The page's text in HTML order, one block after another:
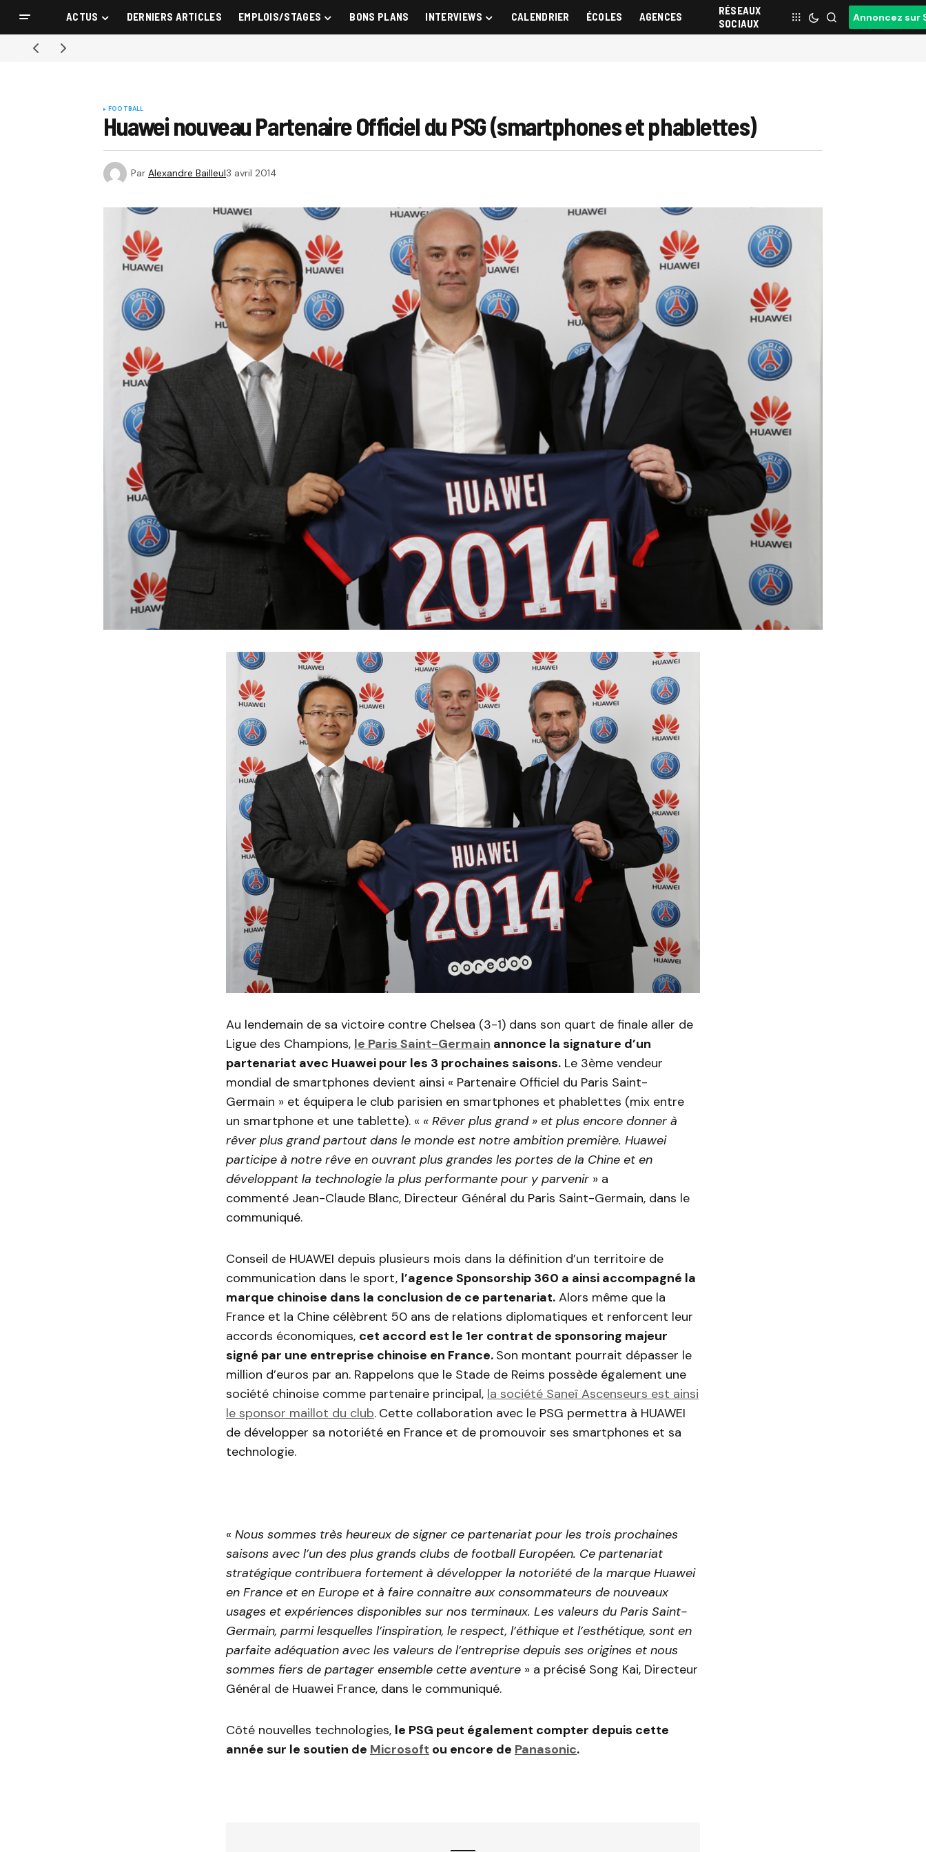
ACTUS DERNIERS ARTICLES EMPLOIS/STAGES BONS PLANS INTERVIEWS CALENDRIER ÉCOLES AGENCES
RÉSEAUX
SOCIAUX
Annoncez sur
FOOTBALL
Huawei nouveau Partenaire Officiel du PSG (smartphones et phablettes)
Par Alexandre Bailleul3 avril 2014
Au lendemain de sa victoire contre Chelsea (3-1) dans son quart de finale aller de
Ligue des Champions, le Paris Saint-Germain annonce la signature d’un
partenariat avec Huawei pour les 3 prochaines saisons. Le 3ème vendeur
mondial de smartphones devient ainsi « Partenaire Officiel du Paris Saint-
Germain » et équipera le club parisien en smartphones et phablettes (mix entre
un smartphone et une tablette). « « Rêver plus grand » et plus encore donner à
rêver plus grand partout dans le monde est notre ambition première. Huawei
participe à notre rêve en ouvrant plus grandes les portes de la Chine et en
développant la technologie la plus performante pour y parvenir » a
commenté Jean-Claude Blanc, Directeur Général du Paris Saint-Germain, dans le
communiqué.
Conseil de HUAWEI depuis plusieurs mois dans la définition d’un territoire de
communication dans le sport, l’agence Sponsorship 360 a ainsi accompagné la
marque chinoise dans la conclusion de ce partenariat. Alors même que la
France et la Chine célèbrent 50 ans de relations diplomatiques et renforcent leur
accords économiques, cet accord est le 1er contrat de sponsoring majeur
signé par une entreprise chinoise en France. Son montant pourrait dépasser le
million d’euros par an. Rappelons que le Stade de Reims possède également une
société chinoise comme partenaire principal, la société Saneî Ascenseurs est ainsi
le sponsor maillot du club. Cette collaboration avec le PSG permettra à HUAWEI
de développer sa notoriété en France et de promouvoir ses smartphones et sa
technologie.
« Nous sommes très heureux de signer ce partenariat pour les trois prochaines
saisons avec l’un des plus grands clubs de football Européen. Ce partenariat
stratégique contribuera fortement à développer la notoriété de la marque Huawei
en France et en Europe et à faire connaitre aux consommateurs de nouveaux
usages et expériences disponibles sur nos terminaux. Les valeurs du Paris Saint-
Germain, parmi lesquelles l’inspiration, le respect, l’éthique et l’esthétique, sont en
parfaite adéquation avec les valeurs de l’entreprise depuis ses origines et nous
sommes fiers de partager ensemble cette aventure » a précisé Song Kai, Directeur
Général de Huawei France, dans le communiqué.
Côté nouvelles technologies, le PSG peut également compter depuis cette
année sur le soutien de Microsoft ou encore de Panasonic.